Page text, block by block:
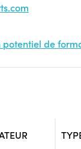
potentiel de